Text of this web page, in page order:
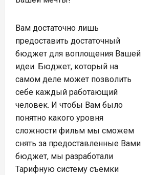
Вам достаточно лишь
предоставить достаточный
бюджет для воплощения Вашей
идеи. Бюджет, который на
самом деле может позволить
себе каждый работающий
человек. И чтобы Вам было
понятно какого уровня
сложности фильм мы сможем
снять за предоставленные Вами
бюджет, мы разработали
Тарифную систему съемки